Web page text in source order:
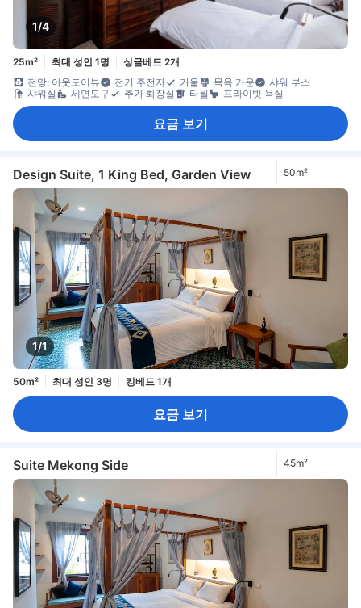
1/4
25m² 최대 성인 1명
싱글베드 2개
전망: 아웃도어뷰
전기 주전자 거울 목욕 가운
샤워 부스
샤워실
세면도구 추가 화장실 타월 프라이빗 욕실
요금 보기
Design Suite, 1 King Bed, Garden View 50m²
1/1
50m² 최대 성인 3명 킹베드 1개
요금 보기
Suite Mekong Side 45m²